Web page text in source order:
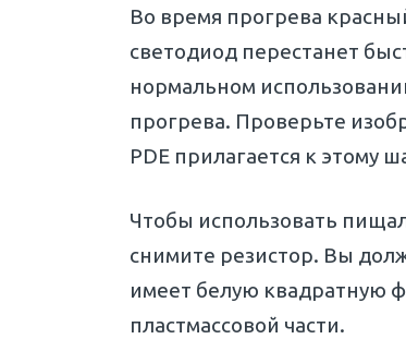
Во время прогрева
светодиод перестанет
нормальном
прогрева. Проверьте
PDE прилагается к этому
Чтобы использовать
снимите резистор. Вы
имеет белую квадратную
пластмассовой части.